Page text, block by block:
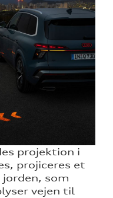
projektion i
projiceres et
som
vejen til